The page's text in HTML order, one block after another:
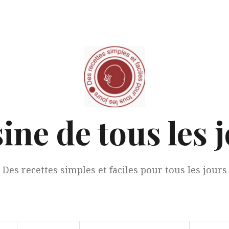
de tous les
Des recettes simples et faciles pour tous les jours